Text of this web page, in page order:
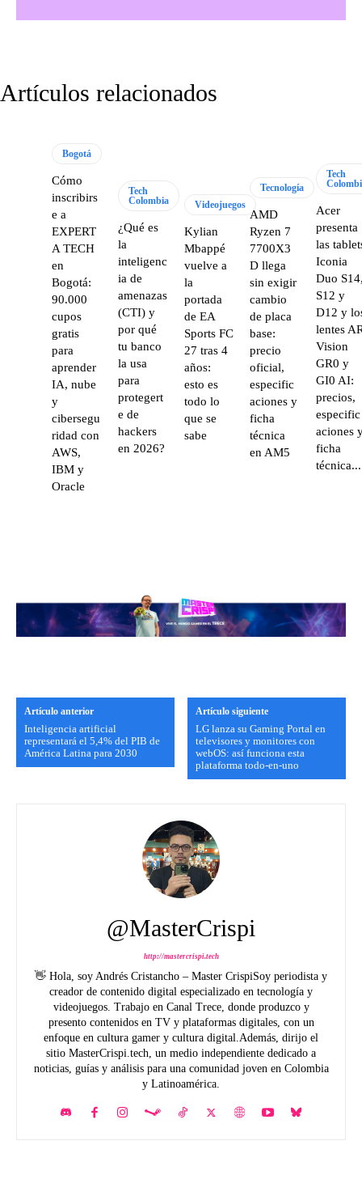
Artículos relacionados
Bogotá
Cómo
inscribirs
e a
EXPERT
A TECH
en
Bogotá:
90.000
cupos
gratis
para
aprender
IA, nube
y
cibersegu
ridad con
AWS,
IBM y
Oracle
Tech
Colombia
¿Qué es
la
inteligenc
ia de
amenazas
(CTI) y
por qué
tu banco
la usa
para
protegert
e de
hackers
en 2026?
Videojuegos
Kylian
Mbappé
vuelve a
la
portada
de EA
Sports FC
27 tras 4
años:
esto es
todo lo
que se
sabe
Tecnología
AMD
Ryzen 7
7700X3
D llega
sin exigir
cambio
de placa
base:
precio
oficial,
especific
aciones y
ficha
técnica
en AM5
Tech
Acer
presenta
las
Iconia
Duo
S12 y
D12 y
lentes
Vision
GR0 y
GI0 AI:
precios,
especific
aciones
ficha
técnica...
Artículo anterior
Inteligencia artificial
representará el 5,4% del PIB de
América Latina para 2030
Artículo siguiente
LG lanza su Gaming Portal en
televisores y monitores con
webOS: así funciona esta
plataforma todo-en-uno
@MasterCrispi
http://mastercrispi.tech
👋 Hola, soy Andrés Cristancho – Master CrispiSoy periodista y
creador de contenido digital especializado en tecnología y
videojuegos. Trabajo en Canal Trece, donde produzco y
presento contenidos en TV y plataformas digitales, con un
enfoque en cultura gamer y cultura digital.Además, dirijo el
sitio MasterCrispi.tech, un medio independiente dedicado a
noticias, guías y análisis para una comunidad joven en Colombia
y Latinoamérica.